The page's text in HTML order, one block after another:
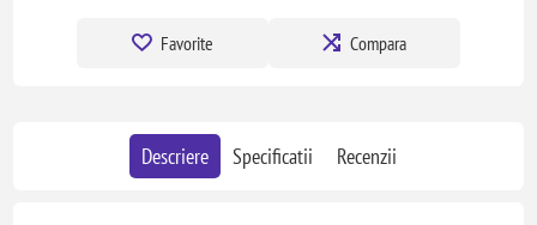
Favorite Compara
Descriere Specificatii Recenzii